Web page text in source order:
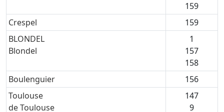
159
Crespel
159
BLONDEL
Blondel
1
157
158
Boulenguier
156
Toulouse
de Toulouse
147
9